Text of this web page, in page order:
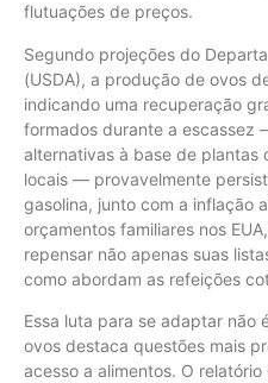
flutuações de preços.
Segundo projeções do
(USDA), a produção de ovos
indicando uma recuperação
formados durante a escassez
alternativas à base de plantas
locais — provavelmente
gasolina, junto com a inflação
orçamentos familiares nos
repensar não apenas suas
como abordam as refeições
Essa luta para se adaptar não
ovos destaca questões mais
acesso a alimentos. O